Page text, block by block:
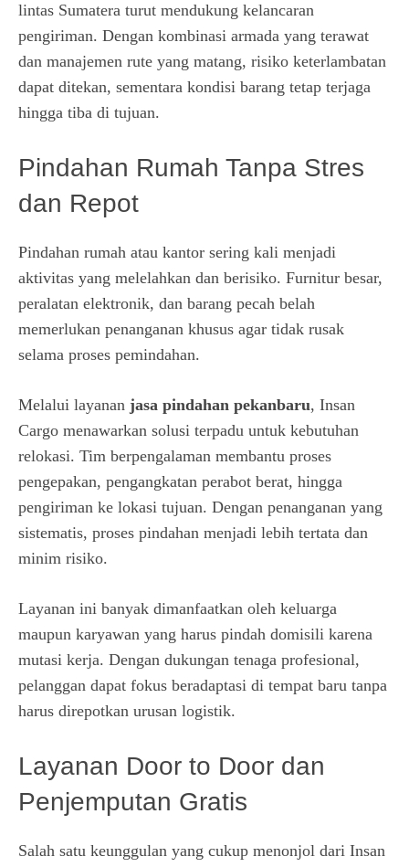
lintas Sumatera turut mendukung kelancaran
pengiriman. Dengan kombinasi armada yang terawat
dan manajemen rute yang matang, risiko keterlambatan
dapat ditekan, sementara kondisi barang tetap terjaga
hingga tiba di tujuan.
Pindahan Rumah Tanpa Stres
dan Repot
Pindahan rumah atau kantor sering kali menjadi
aktivitas yang melelahkan dan berisiko. Furnitur besar,
peralatan elektronik, dan barang pecah belah
memerlukan penanganan khusus agar tidak rusak
selama proses pemindahan.
Melalui layanan jasa pindahan pekanbaru, Insan
Cargo menawarkan solusi terpadu untuk kebutuhan
relokasi. Tim berpengalaman membantu proses
pengepakan, pengangkatan perabot berat, hingga
pengiriman ke lokasi tujuan. Dengan penanganan yang
sistematis, proses pindahan menjadi lebih tertata dan
minim risiko.
Layanan ini banyak dimanfaatkan oleh keluarga
maupun karyawan yang harus pindah domisili karena
mutasi kerja. Dengan dukungan tenaga profesional,
pelanggan dapat fokus beradaptasi di tempat baru tanpa
harus direpotkan urusan logistik.
Layanan Door to Door dan
Penjemputan Gratis
Salah satu keunggulan yang cukup menonjol dari Insan